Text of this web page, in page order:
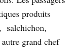
produits
salchichon,
grand chef